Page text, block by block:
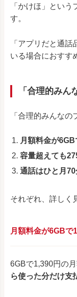
「かけほ」という
す。
「アプリだと通
いる場合におすす
「合理的み
「合理的みんなの
月額料金が6GB
容量超えても
通話はひと月
それぞれ、詳しく
月額料金が6GBで
6GBで1,390円の
ら使った分だけ支